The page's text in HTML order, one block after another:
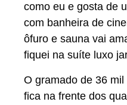
como eu e gosta de
com banheira de
ôfuro e sauna vai
fiquei na suíte luxo
O gramado de 36
fica na frente dos